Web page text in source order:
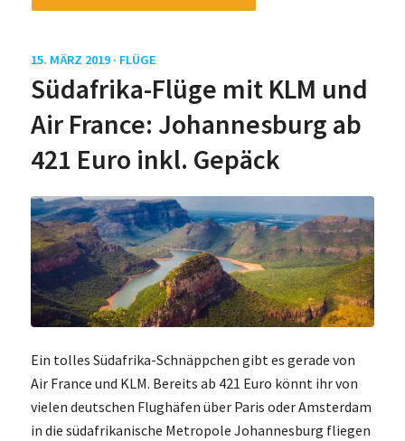
15. MÄRZ 2019 · FLÜGE
Südafrika-Flüge mit KLM und
Air France: Johannesburg ab
421 Euro inkl. Gepäck
Ein tolles Südafrika-Schnäppchen gibt es gerade von
Air France und KLM. Bereits ab 421 Euro könnt ihr von
vielen deutschen Flughäfen über Paris oder Amsterdam
in die südafrikanische Metropole Johannesburg fliegen